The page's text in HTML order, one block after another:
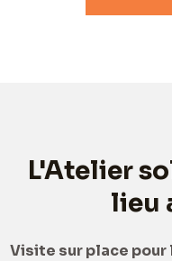
L'Atelier
lieu
Visite sur place pour